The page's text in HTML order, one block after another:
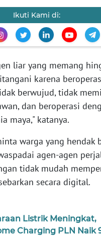
Ikuti Kami di:
liar yang memang
karena
berwujud, tidak
dan beroperasi
maya," katanya.
warga yang hendak
agen-agen
tidak mudah
secara digital.
Listrik Meningkat,
Charging PLN Naik